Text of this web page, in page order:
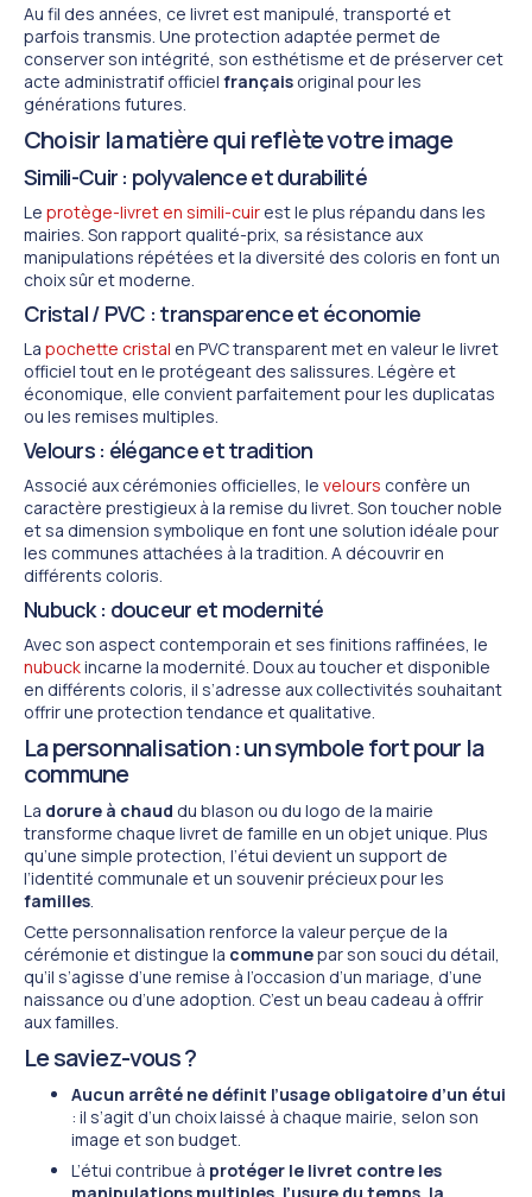
Au fil des années, ce livret est manipulé, transporté et
parfois transmis. Une protection adaptée permet de
conserver son intégrité, son esthétisme et de préserver cet
acte administratif officiel français original pour les
générations futures.
Choisir la matière qui reflète votre image
Simili-Cuir : polyvalence et durabilité
Le protège-livret en simili-cuir est le plus répandu dans les
mairies. Son rapport qualité-prix, sa résistance aux
manipulations répétées et la diversité des coloris en font un
choix sûr et moderne.
Cristal / PVC : transparence et économie
La pochette cristal en PVC transparent met en valeur le livret
officiel tout en le protégeant des salissures. Légère et
économique, elle convient parfaitement pour les duplicatas
ou les remises multiples.
Velours : élégance et tradition
Associé aux cérémonies officielles, le velours confère un
caractère prestigieux à la remise du livret. Son toucher noble
et sa dimension symbolique en font une solution idéale pour
les communes attachées à la tradition. A découvrir en
différents coloris.
Nubuck : douceur et modernité
Avec son aspect contemporain et ses finitions raffinées, le
nubuckincarne la modernité. Doux au toucher et disponible
en différents coloris, il s’adresse aux collectivités souhaitant
offrir une protection tendance et qualitative.
La personnalisation : un symbole fort pour la
commune
La dorure à chaud du blason ou du logo de la mairie
transforme chaque livret de famille en un objet unique. Plus
qu’une simple protection, l’étui devient un support de
l’identité communale et un souvenir précieux pour les
familles
Cette personnalisation renforce la valeur perçue de la
cérémonie et distingue la communepar son souci du détail,
qu’il s’agisse d’une remise à l’occasion d’un mariage, d’une
naissance ou d’une adoption. C’est un beau cadeau à offrir
aux familles.
Le saviez-vous ?
Aucun arrêté ne définit l’usage obligatoire d’un étui
: il s’agit d’un choix laissé à chaque mairie, selon son
image et son budget.
L’étui contribue à protéger le livret contre les
manipulations multiples, l’usure du temps, la